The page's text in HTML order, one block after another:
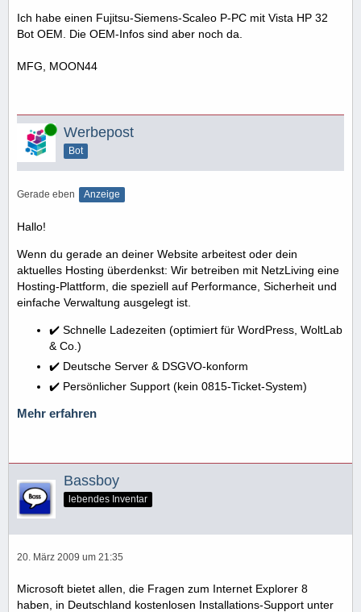
Ich habe einen Fujitsu-Siemens-Scaleo P-PC mit Vista HP 32
Bot OEM. Die OEM-Infos sind aber noch da.
MFG, MOON44
Online Werbepost
Bot
Gerade eben Anzeige
Hallo!
Wenn du gerade an deiner Website arbeitest oder dein
aktuelles Hosting überdenkst: Wir betreiben mit NetzLiving eine
Hosting-Plattform, die speziell auf Performance, Sicherheit und
einfache Verwaltung ausgelegt ist.
✔️ Schnelle Ladezeiten (optimiert für WordPress, WoltLab
& Co.)
✔️ Deutsche Server & DSGVO-konform
✔️ Persönlicher Support (kein 0815-Ticket-System)
Mehr erfahren
Bassboy
lebendes Inventar
20. März 2009 um 21:35
Microsoft bietet allen, die Fragen zum Internet Explorer 8
haben, in Deutschland kostenlosen Installations-Support unter